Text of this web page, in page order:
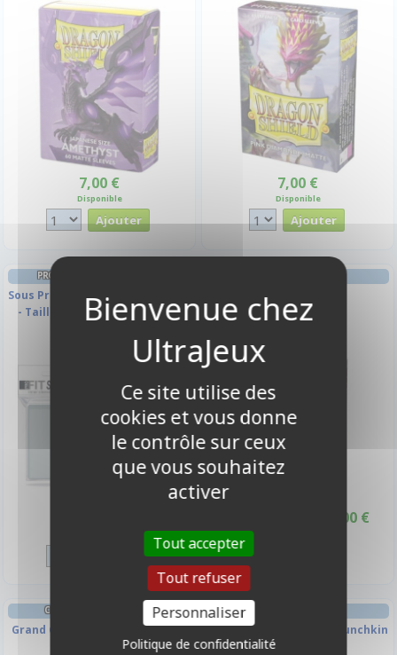
7,00 €
Disponible
7,00 €
Disponible
PROTÈGES CARTES FORMAT JAP
Sous Protection Pro-fit Ultrapro
- Taille Small (transparentes
17,00 €
CLASSEURS ET/OU FEUILLES
Grand Classeur À Anneaux Noir
Collectors
Munchkin : Petit Papa Munchkin
Ce site utilise des
cookies et vous donne
le contrôle sur ceux
que vous souhaitez
activer
Tout accepter
Tout refuser
Personnaliser
Politique de confidentialité